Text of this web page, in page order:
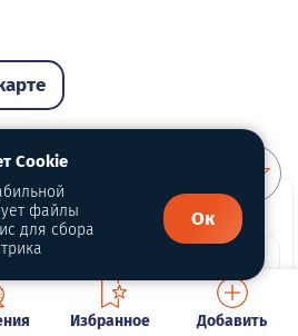
Избранное Добавить
Cookie
файлы
для сбора
Ок